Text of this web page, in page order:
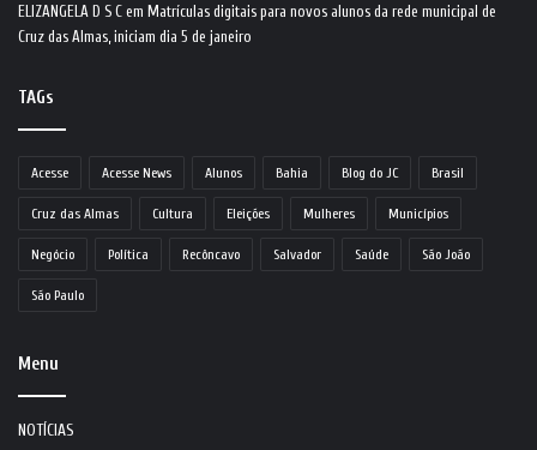
ELIZANGELA D S C em Matrículas digitais para novos alunos da rede municipal de
Cruz das Almas, iniciam dia 5 de janeiro
TAGs
Acesse Acesse News Alunos Bahia Blog do JC Brasil
Cruz das Almas Cultura Eleições Mulheres Municípios
Negócio Política Recôncavo Salvador Saúde São João
São Paulo
Menu
NOTÍCIAS